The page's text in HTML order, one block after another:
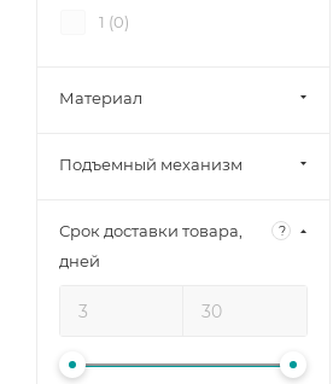
1 (0)
Материал
Подъемный механизм
Срок доставки товара,
дней
?